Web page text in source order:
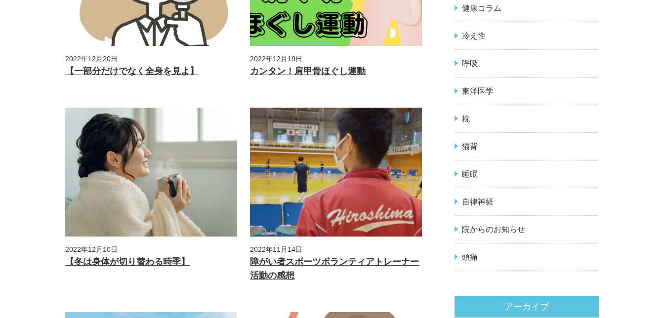
2022年12月20日
【一部分だけでなく全身を見よ】
2022年12月19日
カンタン！肩甲骨ほぐし運動
2022年12月10日
【冬は身体が切り替わる時季】
2022年11月14日
障がい者スポーツボランティアトレーナー
活動の感想
健康コラム
冷え性
呼吸
東洋医学
枕
猫背
睡眠
自律神経
院からのお知らせ
頭痛
アーカイブ